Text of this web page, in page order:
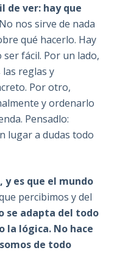
de ver: hay que
nos sirve de nada
qué hacerlo. Hay
fácil. Por un lado,
reglas y
Por otro,
y ordenarlo
Pensadlo:
lugar a dudas todo
y es que el mundo
percibimos y del
se adapta del todo
la lógica. No hace
de todo